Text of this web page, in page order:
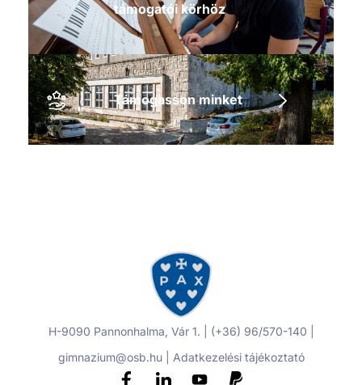
támogatói körhöz
Támogasson minket
H-9090 Pannonhalma, Vár 1. | (+36) 96/570-140 |
gimnazium@osb.hu | Adatkezelési tájékoztató